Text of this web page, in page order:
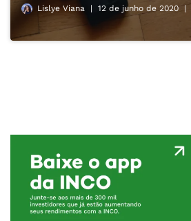
Lislye Viana 12 de junho de 2020